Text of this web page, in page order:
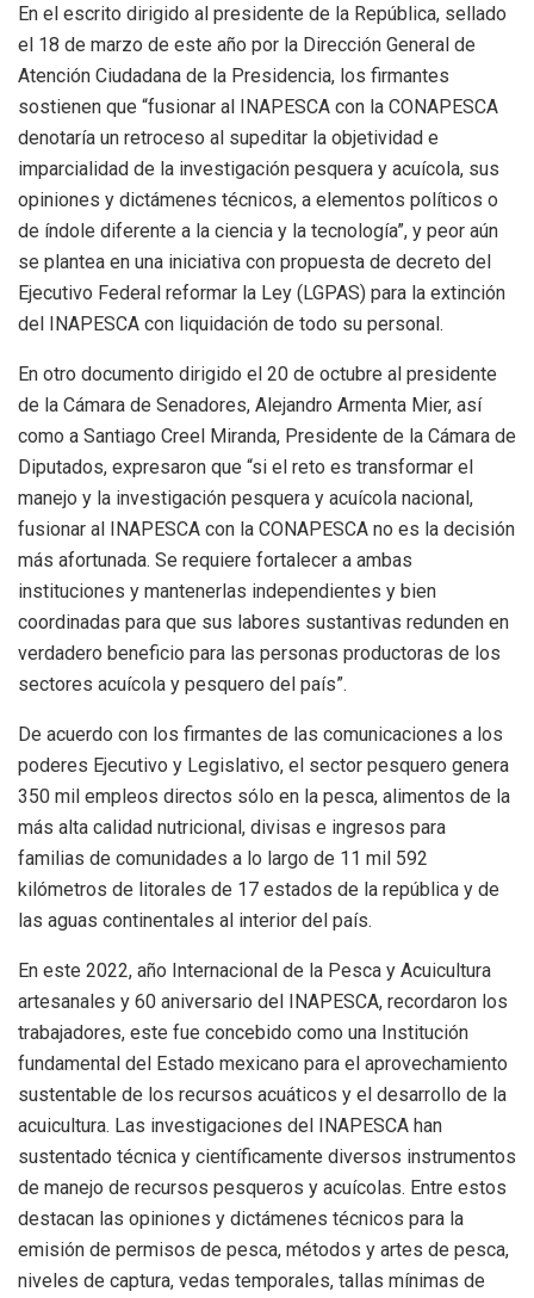
En el escrito dirigido al presidente de la República, sellado
el 18 de marzo de este año por la Dirección General de
Atención Ciudadana de la Presidencia, los firmantes
sostienen que “fusionar al INAPESCA con la CONAPESCA
denotaría un retroceso al supeditar la objetividad e
imparcialidad de la investigación pesquera y acuícola, sus
opiniones y dictámenes técnicos, a elementos políticos o
de índole diferente a la ciencia y la tecnología”, y peor aún
se plantea en una iniciativa con propuesta de decreto del
Ejecutivo Federal reformar la Ley (LGPAS) para la extinción
del INAPESCA con liquidación de todo su personal.
En otro documento dirigido el 20 de octubre al presidente
de la Cámara de Senadores, Alejandro Armenta Mier, así
como a Santiago Creel Miranda, Presidente de la Cámara de
Diputados, expresaron que “si el reto es transformar el
manejo y la investigación pesquera y acuícola nacional,
fusionar al INAPESCA con la CONAPESCA no es la decisión
más afortunada. Se requiere fortalecer a ambas
instituciones y mantenerlas independientes y bien
coordinadas para que sus labores sustantivas redunden en
verdadero beneficio para las personas productoras de los
sectores acuícola y pesquero del país”.
De acuerdo con los firmantes de las comunicaciones a los
poderes Ejecutivo y Legislativo, el sector pesquero genera
350 mil empleos directos sólo en la pesca, alimentos de la
más alta calidad nutricional, divisas e ingresos para
familias de comunidades a lo largo de 11 mil 592
kilómetros de litorales de 17 estados de la república y de
las aguas continentales al interior del país.
En este 2022, año Internacional de la Pesca y Acuicultura
artesanales y 60 aniversario del INAPESCA, recordaron los
trabajadores, este fue concebido como una Institución
fundamental del Estado mexicano para el aprovechamiento
sustentable de los recursos acuáticos y el desarrollo de la
acuicultura. Las investigaciones del INAPESCA han
sustentado técnica y científicamente diversos instrumentos
de manejo de recursos pesqueros y acuícolas. Entre estos
destacan las opiniones y dictámenes técnicos para la
emisión de permisos de pesca, métodos y artes de pesca,
niveles de captura, vedas temporales, tallas mínimas de